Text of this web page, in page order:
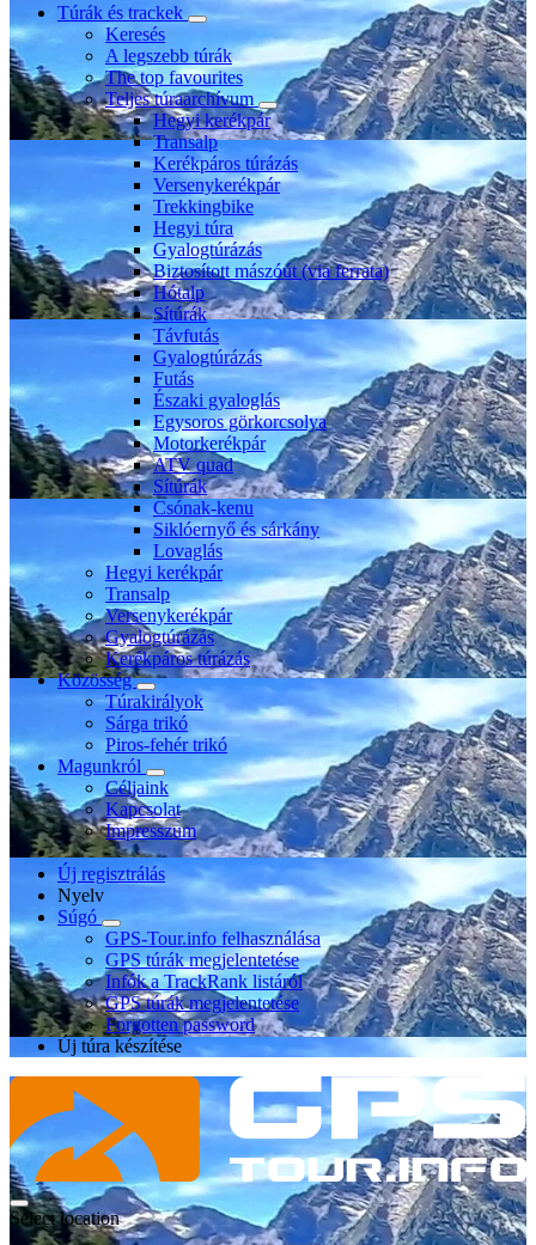
Túrák és trackek
Keresés
A legszebb túrák
The top favourites
Teljes túraarchívum
Hegyi kerékpár
Transalp
Kerékpáros túrázás
Versenykerékpár
Trekkingbike
Hegyi túra
Gyalogtúrázás
Biztosított mászóút (via ferrata)
Hótalp
Sítúrák
Távfutás
Gyalogtúrázás
Futás
Északi gyaloglás
Egysoros görkorcsolya
Motorkerékpár
ATV quad
Sítúrák
Csónak-kenu
Siklóernyő és sárkány
Lovaglás
Hegyi kerékpár
Transalp
Versenykerékpár
Gyalogtúrázás
Kerékpáros túrázás
Közösség
Túrakirályok
Sárga trikó
Piros-fehér trikó
Magunkról
Céljaink
Kapcsolat
Impresszum
Új regisztrálás
Nyelv
Súgó
GPS-Tour.info felhasználása
GPS túrák megjelentetése
Infók a TrackRank listáról
GPS túrák megjelentetése
Forgotten password
Új túra készítése
Select location